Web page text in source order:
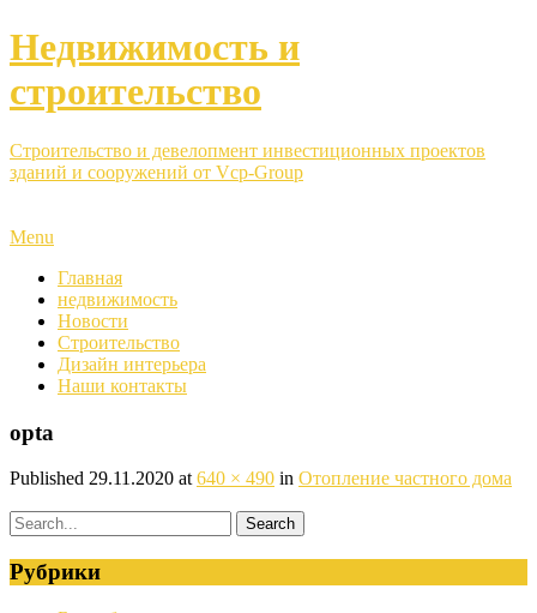
Недвижимость и
строительство
Строительство и девелопмент инвестиционных проектов
зданий и сооружений от Vcp-Group
Menu
Главная
недвижимость
Новости
Строительство
Дизайн интерьера
Наши контакты
opta
Published 29.11.2020 at 640 × 490 in Отопление частного дома
Рубрики